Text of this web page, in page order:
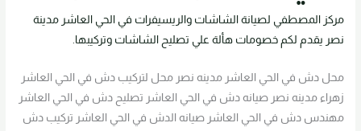
مركز المصطفي لصيانة الشاشات والريسيفرات في الحي العاشر مدينة
نصر يقدم لكم خصومات هألة علي تصليح الشاشات وتركيبها.
محل دش في الحي العاشر مدينه نصر محل لتركيب دش في الحي العاشر
زهراء مدينه نصر صيانه دش في الحي العاشر تصليح دش في الحي العاشر
مهندس دش في الحي العاشر صيانه الدش في الحي العاشر تركيب دش